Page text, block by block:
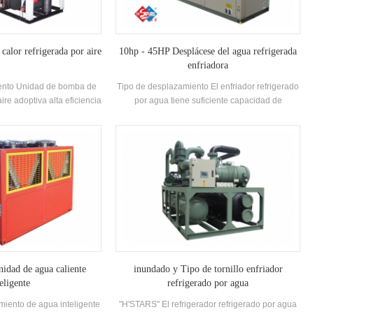
puede reducir en gran
Costo.
refrigerada por aire
Unidad de bomba de
adoptiva alta eficiencia
y fabricado alta
tube Intercambiador de
de calor de bobina,
R407C refrigerante
10hp - 45HP Desplácese del agua refrigerada
enfriadora
Tipo de desplazamiento El enfriador refrigerado
por agua tiene suficiente capacidad de
mantenimiento, y la calificación de eficiencia
energética es 4-2. Capacidad de enfriamiento
RANGO: 21500 kcal a 113400 kcal (10HP ~
45HP), adecuado para oficinas pequeñas y
medianas, talleres de fábrica, hoteles, villas, etc
de agua caliente
de agua inteligente
inundado y Tipo de tornillo enfriador
refrigerado por agua
"H'STARS" El refrigerador refrigerado por agua